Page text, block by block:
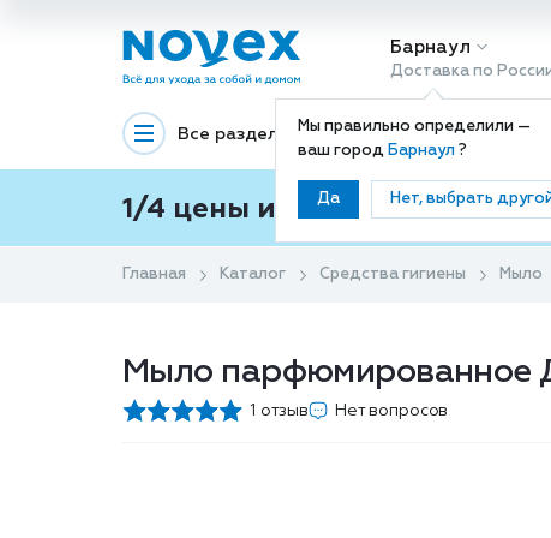
Барнаул
Доставка по
Мы правильно определили —
ваш город Барнаул?
Да Нет, выбрать
Все разделы Декоративная косметика
1/4 цены и покупки ваши с
Главная Каталог Средства гигиены Мыло
Мыло парфюмированное
1 отзыв Нет вопросов